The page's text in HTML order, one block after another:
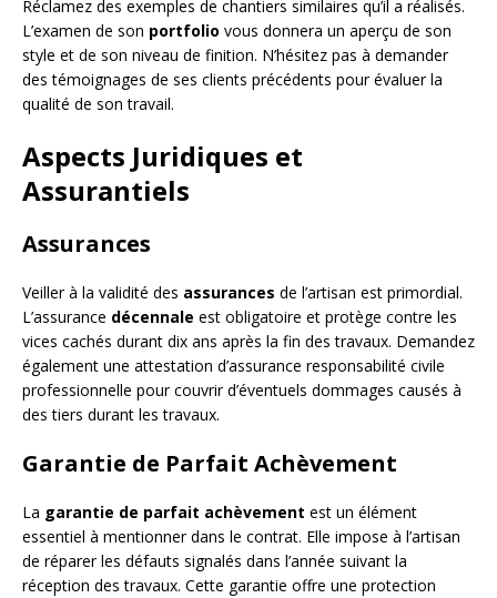
Réclamez des exemples de chantiers similaires qu’il a réalisés.
L’examen de son portfolio vous donnera un aperçu de son
style et de son niveau de finition. N’hésitez pas à demander
des témoignages de ses clients précédents pour évaluer la
qualité de son travail.
Aspects Juridiques et
Assurantiels
Assurances
Veiller à la validité des assurances de l’artisan est primordial.
L’assurance décennale est obligatoire et protège contre les
vices cachés durant dix ans après la fin des travaux. Demandez
également une attestation d’assurance responsabilité civile
professionnelle pour couvrir d’éventuels dommages causés à
des tiers durant les travaux.
Garantie de Parfait Achèvement
La garantie de parfait achèvement est un élément
essentiel à mentionner dans le contrat. Elle impose à l’artisan
de réparer les défauts signalés dans l’année suivant la
réception des travaux. Cette garantie offre une protection